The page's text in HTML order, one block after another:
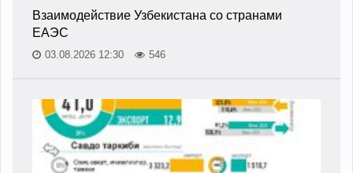
Взаимодействие Узбекистана со странами
ЕАЭС
03.08.2026 12:30 546